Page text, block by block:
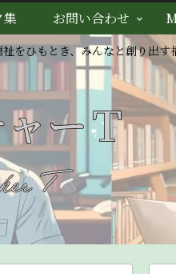
をひもとき、みんなと創り出す
集 お問い合わせ